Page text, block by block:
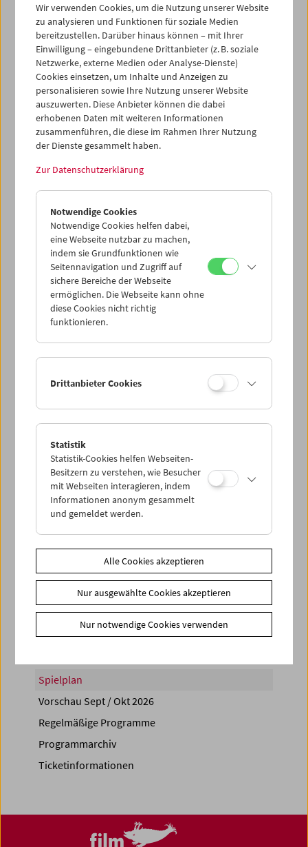
31
01 02 03 04 05 06
iCalender
Programmheft-PDF
English language or subtitles
< Vorherige Woche
Mo 31.7.
Di 1.8.
Mi 2.8.
Do 3.8.
So 6.8.
PROGRAMM ÜBERBLICK
Spielplan
Vorschau Sept / Okt 2026
Regelmäßige Programme
Programmarchiv
Ticketinformationen
Wir verwenden Cookies, um die Nutzung unserer Website
zu analysieren und Funktionen für soziale Medien
bereitzustellen. Darüber hinaus können – mit Ihrer
Einwilligung – eingebundene Drittanbieter (z. B. soziale
Netzwerke, externe Medien oder Analyse-Dienste)
Cookies einsetzen, um Inhalte und Anzeigen zu
personalisieren sowie Ihre Nutzung unserer Website
auszuwerten. Diese Anbieter können die dabei
erhobenen Daten mit weiteren Informationen
zusammenführen, die diese im Rahmen Ihrer Nutzung
der Dienste gesammelt haben.
Zur Datenschutzerklärung
Notwendige Cookies
Notwendige Cookies helfen dabei,
eine Webseite nutzbar zu machen,
indem sie Grundfunktionen wie
Seitennavigation und Zugriff auf
sichere Bereiche der Webseite
ermöglichen. Die Webseite kann ohne
diese Cookies nicht richtig
funktionieren.
Drittanbieter Cookies
Statistik
Statistik-Cookies helfen Webseiten-
Besitzern zu verstehen, wie Besucher
mit Webseiten interagieren, indem
Informationen anonym gesammelt
und gemeldet werden.
Alle Cookies akzeptieren
Nur ausgewählte Cookies akzeptieren
Nur notwendige Cookies verwenden